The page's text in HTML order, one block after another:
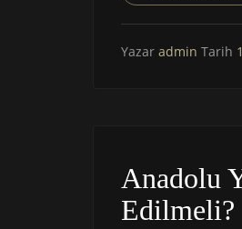
Yazar admin Tarih
Anadolu
Edilmeli?